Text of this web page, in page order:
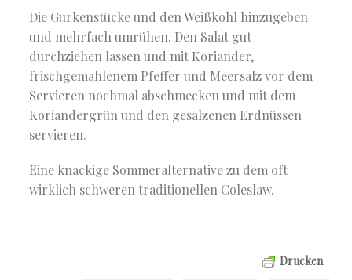
Die Gurkenstücke und den Weißkohl hinzugeben
und mehrfach umrühen. Den Salat gut
durchziehen lassen und mit Koriander,
frischgemahlenem Pfeffer und Meersalz vor dem
Servieren nochmal abschmecken und mit dem
Koriandergrün und den gesalzenen Erdnüssen
servieren.
Eine knackige Sommeralternative zu dem oft
wirklich schweren traditionellen Coleslaw.
Drucken